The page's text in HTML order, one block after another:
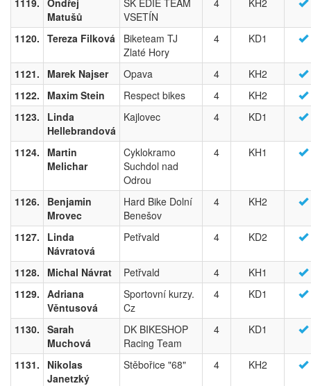
1119. Ondřej
Matušů
SK EDIE TEAM
VSETÍN
4 KH2
1120. Tereza Filková
Biketeam TJ
Zlaté Hory
4 KD1
1121. Marek Najser Opava 4
KH2
1122.
Maxim Stein Respect bikes 4
KH2
1123.
Linda
Hellebrandová
Kajlovec 4 KD1
1124.
Martin
Melichar
Cyklokramo
Suchdol nad
Odrou
4 KH1
1126.
Benjamin
Mrovec
Hard Bike Dolní
Benešov
4 KH2
1127.
Linda
Návratová
Petřvald 4 KD2
1128. Michal Návrat Petřvald 4
KH1
1129. Adriana
Věntusová
Sportovní kurzy.
Cz
4 KD1
1130. Sarah
Muchová
DK BIKESHOP
Racing Team
4 KD1
1131.
Nikolas
Janetzký
Stěbořice "68" 4 KH2